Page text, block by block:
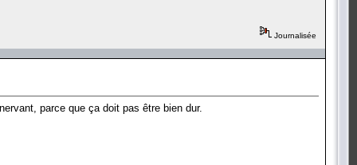
Journalisée
parce que ça doit pas être bien dur.